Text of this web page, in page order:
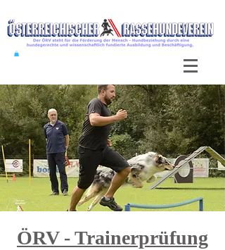
ÖRV - Trainerprüfung